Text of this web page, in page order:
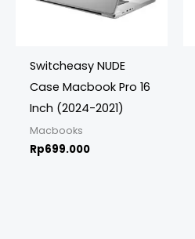
Switcheasy NUDE
Case Macbook Pro 16
Inch (2024-2021)
Macbooks
Rp699.000